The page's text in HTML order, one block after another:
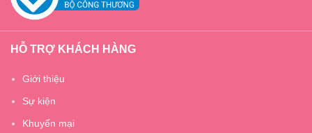
HỖ TRỢ KHÁCH HÀNG
Giới thiệu
Sự kiện
Khuyến mại